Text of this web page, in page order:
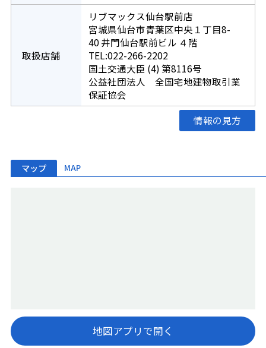
取扱店舗
リブマックス仙台駅前店
宮城県仙台市青葉区中央１丁目8-
40 井門仙台駅前ビル ４階
TEL:022-266-2202
国土交通大臣 (4) 第8116号
公益社団法人 全国宅地建物取引業
保証協会
情報の見方
マップ MAP
地図アプリで開く